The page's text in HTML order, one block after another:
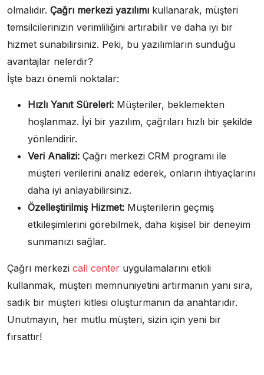
olmalıdır. Çağrı merkezi yazılımı kullanarak, müşteri
temsilcilerinizin verimliliğini artırabilir ve daha iyi bir
hizmet sunabilirsiniz. Peki, bu yazılımların sunduğu
avantajlar nelerdir?
İşte bazı önemli noktalar:
Hızlı Yanıt Süreleri: Müşteriler, beklemekten
hoşlanmaz. İyi bir yazılım, çağrıları hızlı bir şekilde
yönlendirir.
Veri Analizi: Çağrı merkezi CRM programı ile
müşteri verilerini analiz ederek, onların ihtiyaçlarını
daha iyi anlayabilirsiniz.
Özelleştirilmiş Hizmet: Müşterilerin geçmiş
etkileşimlerini görebilmek, daha kişisel bir deneyim
sunmanızı sağlar.
Çağrı merkezi call center uygulamalarını etkili
kullanmak, müşteri memnuniyetini artırmanın yanı sıra,
sadık bir müşteri kitlesi oluşturmanın da anahtarıdır.
Unutmayın, her mutlu müşteri, sizin için yeni bir
fırsattır!